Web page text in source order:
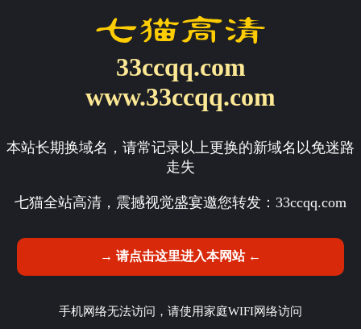
33ccqq.com
www.33ccqq.com
本站长期换域名，请常记录以上更换的新域名以免迷路
走失
七猫全站高清，震撼视觉盛宴邀您转发： 33ccqq.com
→ 请点击这里进入本网站 ←
手机网络无法访问，请使用家庭WIFI网络访问